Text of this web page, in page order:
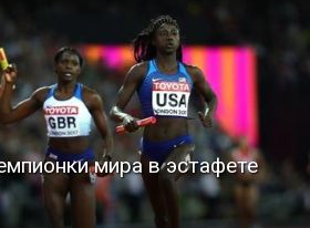
мира в эстафете
ЧИТАТЬ